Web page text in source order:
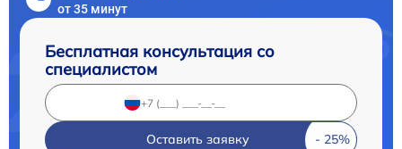
от 35 минут
Бесплатная консультация со
специалистом
Оставить заявку